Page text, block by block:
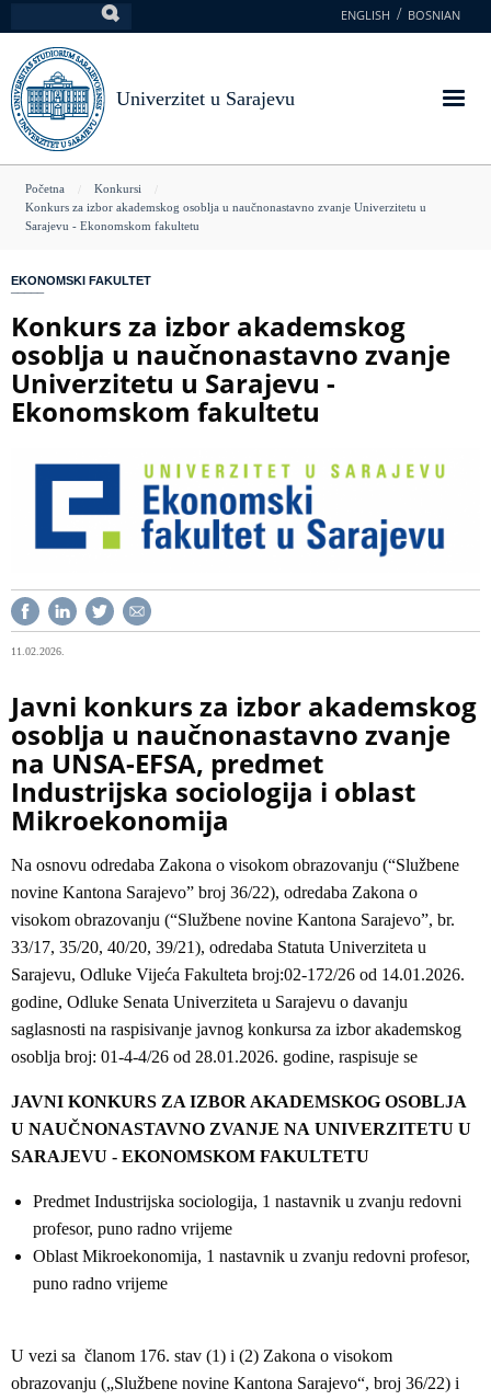
na
glavni
sadržaj
ENGLISH BOSNIAN
Univerzitet u Sarajevu
You
are
Početna
Konkursi
Konkurs za izbor akademskog osoblja u naučnonastavno zvanje Univerzitetu u
Sarajevu - Ekonomskom fakultetu
EKONOMSKI FAKULTET
Konkurs za izbor akademskog
osoblja u naučnonastavno zvanje
Univerzitetu u Sarajevu -
Ekonomskom fakultetu
11.02.2026.
Javni konkurs za izbor akademskog
osoblja u naučnonastavno zvanje
na UNSA-EFSA, predmet
Industrijska sociologija i oblast
Mikroekonomija
Na osnovu odredaba Zakona o visokom obrazovanju (“Službene
novine Kantona Sarajevo” broj 36/22), odredaba Zakona o
visokom obrazovanju (“Službene novine Kantona Sarajevo”, br.
33/17, 35/20, 40/20, 39/21), odredaba Statuta Univerziteta u
Sarajevu, Odluke Vijeća Fakulteta broj:02-172/26 od 14.01.2026.
godine, Odluke Senata Univerziteta u Sarajevu o davanju
saglasnosti na raspisivanje javnog konkursa za izbor akademskog
osoblja broj: 01-4-4/26 od 28.01.2026. godine, raspisuje se
JAVNI KONKURS ZA IZBOR AKADEMSKOG OSOBLJA
U NAUČNONASTAVNO ZVANJE NA UNIVERZITETU U
SARAJEVU - EKONOMSKOM FAKULTETU
Predmet Industrijska sociologija, 1 nastavnik u zvanju redovni
profesor, puno radno vrijeme
Oblast Mikroekonomija, 1 nastavnik u zvanju redovni profesor,
puno radno vrijeme
U vezi sa članom 176. stav (1) i (2) Zakona o visokom
obrazovanju („Službene novine Kantona Sarajevo“, broj 36/22) i